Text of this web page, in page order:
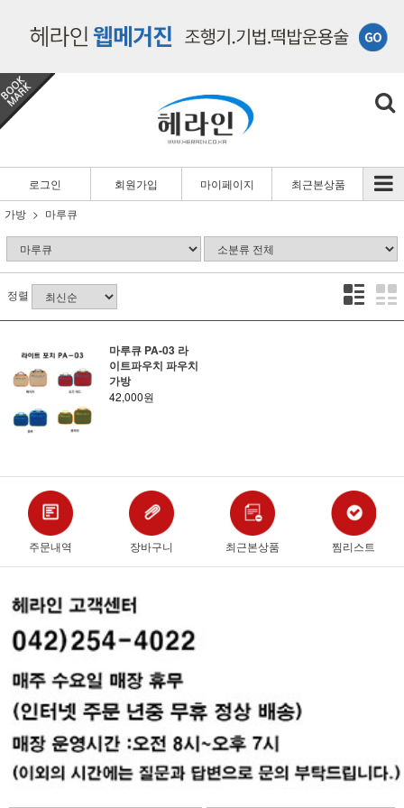
로그인 회원가입 마이페이지
최근본상품
가방
마루큐
정렬
마루큐 PA-03 라
이트파우치 파우치
가방
42,000원
주문내역 장바구니 최근본상품 찜리스트